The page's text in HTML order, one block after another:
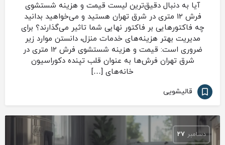
آیا به دنبال دقیق‌ترین لیست قیمت و هزینه شستشوی
فرش 12 متری در شرق تهران هستید و می‌خواهید بدانید
چه فاکتورهایی بر فاکتور نهایی شما تاثیر می‌گذارند؟ برای
مدیریت بهتر هزینه‌های خدمات منزل، دانستن موارد زیر
ضروری است: قیمت و هزینه شستشوی فرش 12 متری در
شرق تهران فرش‌ها به عنوان قلب تپنده دکوراسیون
خانه‌های […]
قالیشویی
دسامبر 27